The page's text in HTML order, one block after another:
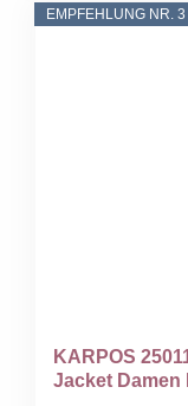
EMPFEHLUNG NR. 3
KARPOS
Jacket Damen